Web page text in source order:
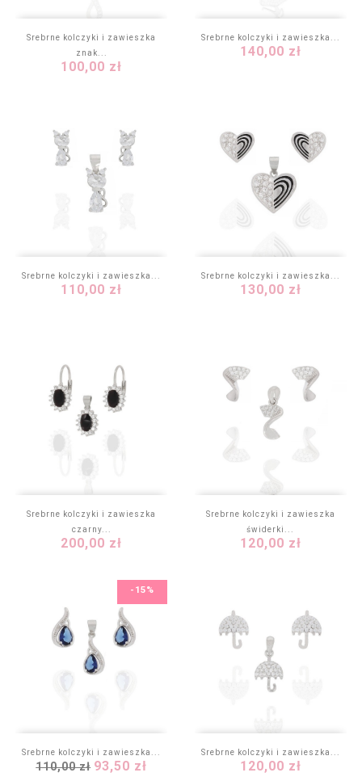
Srebrne kolczyki i zawieszka
znak...
Cena
100,00 zł
Srebrne kolczyki i zawieszka...
Cena
140,00 zł
Srebrne kolczyki i zawieszka...
Cena
110,00 zł
Srebrne kolczyki i zawieszka...
Cena
130,00 zł
Srebrne kolczyki i zawieszka
czarny...
Cena
200,00 zł
Srebrne kolczyki i zawieszka
świderki...
Cena
120,00 zł
Srebrne kolczyki i zawieszka...
Cena
110,00 zł Cena
93,50 zł
-15%
Srebrne kolczyki i zawieszka...
Cena
120,00 zł